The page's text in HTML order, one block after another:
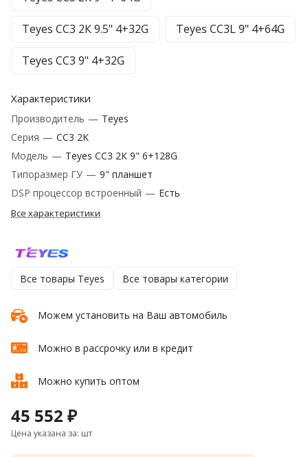
Teyes CC3 2К 9.5" 4+32G Teyes CC3L 9" 4+64G
Teyes CC3 9" 4+32G
Характеристики
Производитель — Teyes
Серия — CC3 2K
Модель — Teyes CC3 2К 9" 6+128G
Типоразмер ГУ — 9" планшет
DSP процессор встроенный — Есть
Все характеристики
Все товары Teyes Все товары категории
Можем установить на Ваш автомобиль
Можно в рассрочку или в кредит
Можно купить оптом
45 552 ₽
Цена указана за: шт